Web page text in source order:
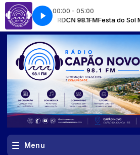
00:00 - 05:00
98.1FMFesta do Sol Music - O som que
Menu